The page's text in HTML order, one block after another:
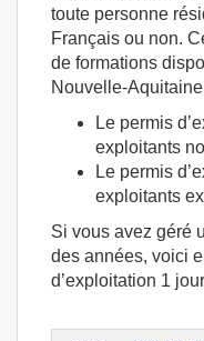
toute personne
Français ou non.
de formations
Nouvelle-Aquitaine
Le permis
exploitants
Le permis
exploitants
Si vous avez géré
des années, voici
d’exploitation 1